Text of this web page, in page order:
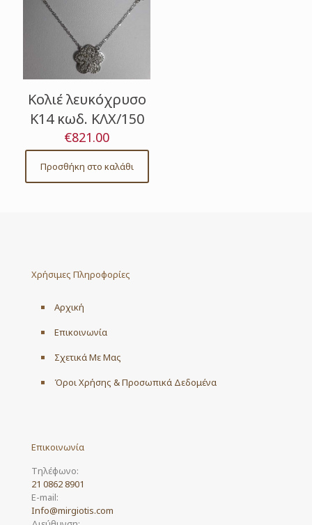
Κολιέ λευκόχρυσο
Κ14 κωδ. ΚΛΧ/150
€821.00
Προσθήκη στο καλάθι
Χρήσιμες Πληροφορίες
Αρχική
Επικοινωνία
Σχετικά Με Μας
Όροι Χρήσης & Προσωπικά Δεδομένα
Επικοινωνία
Τηλέφωνο:
21 0862 8901
E-mail:
Info@mirgiotis.com